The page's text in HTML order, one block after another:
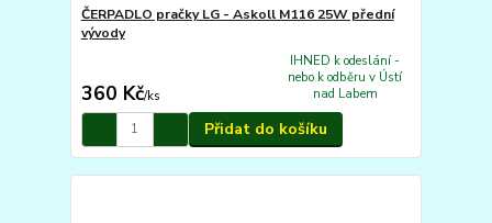
ČERPADLO pračky LG - Askoll M116 25W přední
vývody
360 Kč/ks
IHNED k odeslání -
nebo k odběru v Ústí
nad Labem
Přidat do košíku